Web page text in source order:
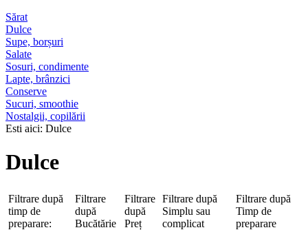
Sărat
Dulce
Supe, borșuri
Salate
Sosuri, condimente
Lapte, brânzici
Conserve
Sucuri, smoothie
Nostalgii, copilării
Esti aici: Dulce
Dulce
Filtrare după
timp de
preparare:
Filtrare
după
Bucătărie
Filtrare
după
Preț
Filtrare după
Simplu sau
complicat
Filtrare după
Timp de
preparare